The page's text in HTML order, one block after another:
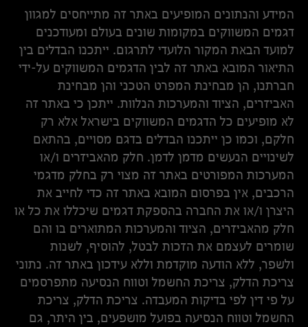
המידע והנתונים המופיעים באתר זה מתייחסים למגוון
דגמים המשווקים במקומות שונים בעולם ומעודכנים
למועד הבאת המקור הלועדי לתרגום. ייתכנו הבדלים בין
התיאור המובא באתר זה לבין הדגמים המשווקים על-ידי
חברתנו, הן מבחינת המפרט הטכני והן מבחינת
האביזרים, הציוד והמערכות הנלוות. ייתכן כי באתר זה
לא מופיעים כל הדגמים המשווקים בישראל אלא רק
חלקם, וכמו כן ייתכנו הבדלים בדגם מסויים, בהתאם
לשינויים הנעשים מדמן לדמן. חלק מהאביזרים ו/או
המערכות המפורטים באתר זה מצוי רק בחלק מדגמי
הרכבים, אין בפרסום המובא באתר זה כדי לחייב את
היצרן ו/או את החברה בהספקת דגמים שיכללו את כל או
חלק מהאביזרים, הציוד והמערכות המתוארים בו והם
שומרים לעצמם את הזכות לבטל, להוסיף, לשנות
ולשפר, ללא הודעה מוקדמת וללא עידכון באתר זה. נתוני
צריכת הדלק, צריכת החשמל וטווח הנסיעה מתפרסמים
על פי דין לפי בדיקות המעבדה. צריכת הדלק, צריכת
החשמל וטווח הנסיעה בפועל מושפעים, בין היתר, גם